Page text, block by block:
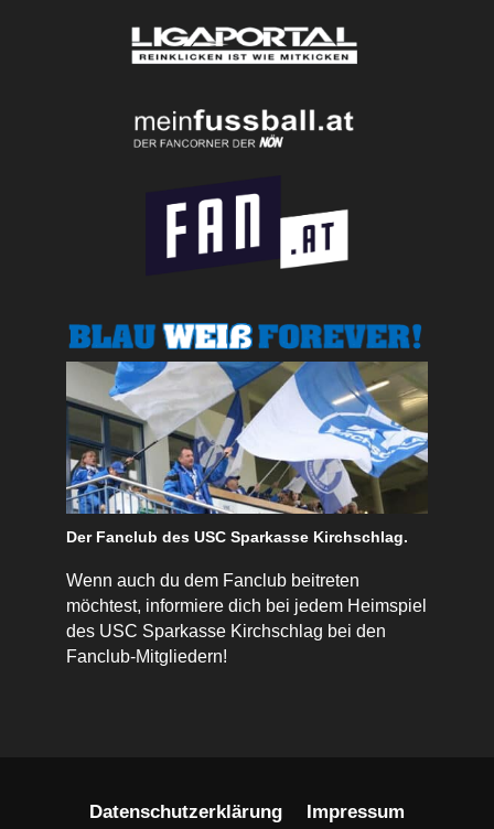
Der Fanclub des USC Sparkasse Kirchschlag.
Wenn auch du dem Fanclub beitreten
möchtest, informiere dich bei jedem Heimspiel
des USC Sparkasse Kirchschlag bei den
Fanclub-Mitgliedern!
Datenschutzerklärung Impressum